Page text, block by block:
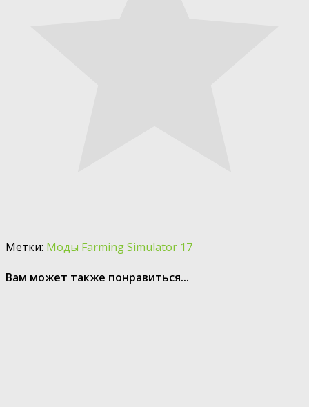
Метки: Моды Farming Simulator 17
Вам может также понравиться...